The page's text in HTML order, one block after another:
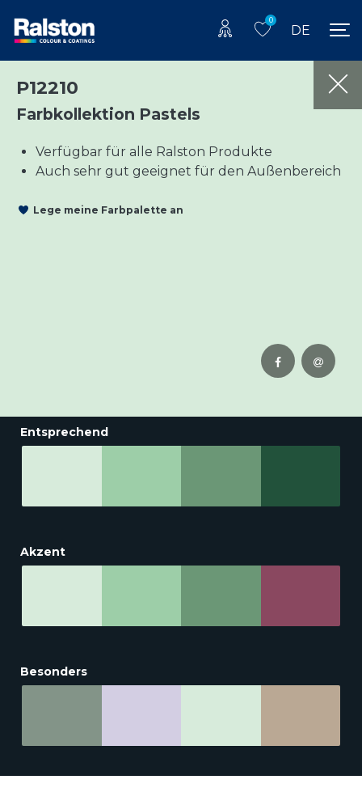
0
DE
P12210
Farbkollektion Pastels
Verfügbar für alle Ralston Produkte
Auch sehr gut geeignet für den Außenbereich
Lege meine Farbpalette an
Entsprechend
Akzent
Besonders